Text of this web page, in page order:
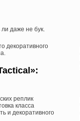
даже не бук.
декоративного
реплик
класса
и декоративного